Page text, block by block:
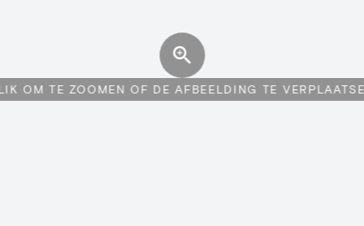
OM TE ZOOMEN OF DE AFBEELDING TE